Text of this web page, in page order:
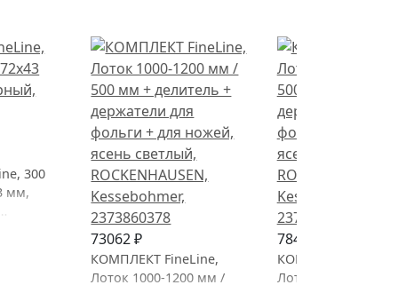
300
мм,
73062 ₽
КОМПЛЕКТ FineLine,
Лоток 1000-1200 мм /
78436 ₽
КОМПЛЕКТ
Лоток 1000-1200